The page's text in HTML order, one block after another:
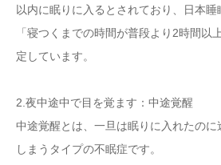
以内に眠りに入るとされており、日本
「寝つくまでの時間が普段より2時間以
定しています。
2.夜中途中で目を覚ます：中途覚醒
中途覚醒とは、一旦は眠りに入れたのに
しまうタイプの不眠症です。